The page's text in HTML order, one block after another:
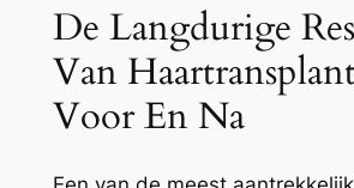
De Langdurige
Van
Voor En Na